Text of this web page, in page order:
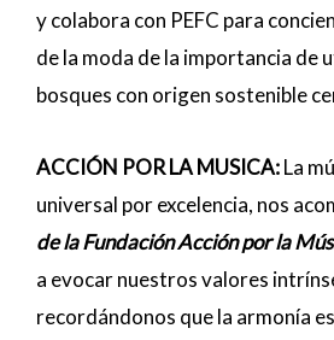
y colabora con PEFC para
de la moda de la importancia de
bosques con origen sostenible
ACCIÓN POR LA MUSICA:La
universal por excelencia, nos
de la Fundación Acción por la
a evocar nuestros valores
recordándonos que la armonía